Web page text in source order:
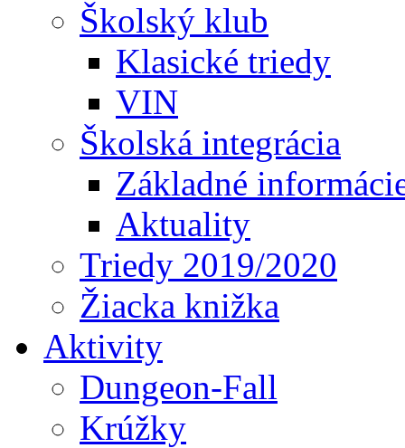
Školský klub
Klasické triedy
VIN
Školská integrácia
Základné
Aktuality
Triedy 2019/2020
Žiacka knižka
Aktivity
Dungeon-Fall
Krúžky